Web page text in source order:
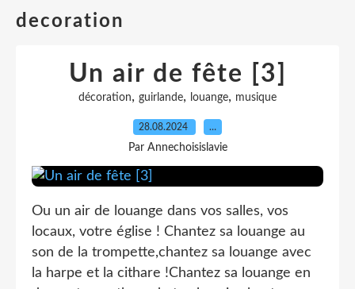
decoration
Un air de fête [3]
décoration, guirlande, louange, musique
28.08.2024 …
Par Annechoisislavie
Ou un air de louange dans vos salles, vos
locaux, votre église ! Chantez sa louange au
son de la trompette,chantez sa louange avec
la harpe et la cithare !Chantez sa louange en